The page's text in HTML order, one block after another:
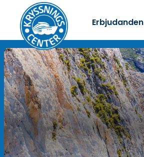
Erbjudanden